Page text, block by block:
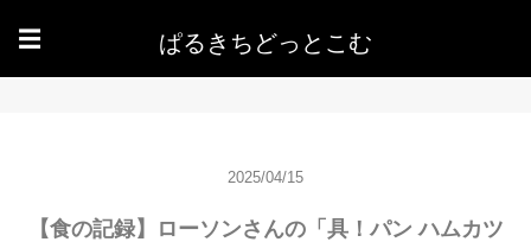
☰ ぱるきちどっとこむ
2025/04/15
【食の記録】ローソンさんの「具！パン ハムカツ